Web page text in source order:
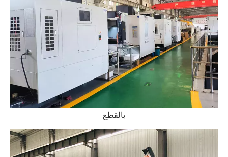
بالقطع